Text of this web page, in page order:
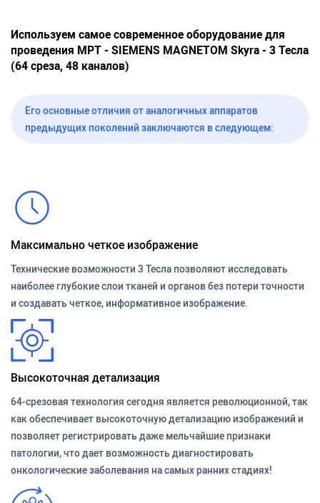
Используем самое современное оборудование для
проведения МРТ - SIEMENS MAGNETOM Skyra - 3 Тесла
(64 среза, 48 каналов)
Его основные отличия от аналогичных аппаратов
предыдущих поколений заключаются в следующем:
Максимально четкое изображение
Технические возможности 3 Тесла позволяют исследовать
наиболее глубокие слои тканей и органов без потери точности
и создавать четкое, информативное изображение.
Высокоточная детализация
64-срезовая технология сегодня является революционной, так
как обеспечивает высокоточную детализацию изображений и
позволяет регистрировать даже мельчайшие признаки
патологии, что дает возможность диагностировать
онкологические заболевания на самых ранних стадиях!